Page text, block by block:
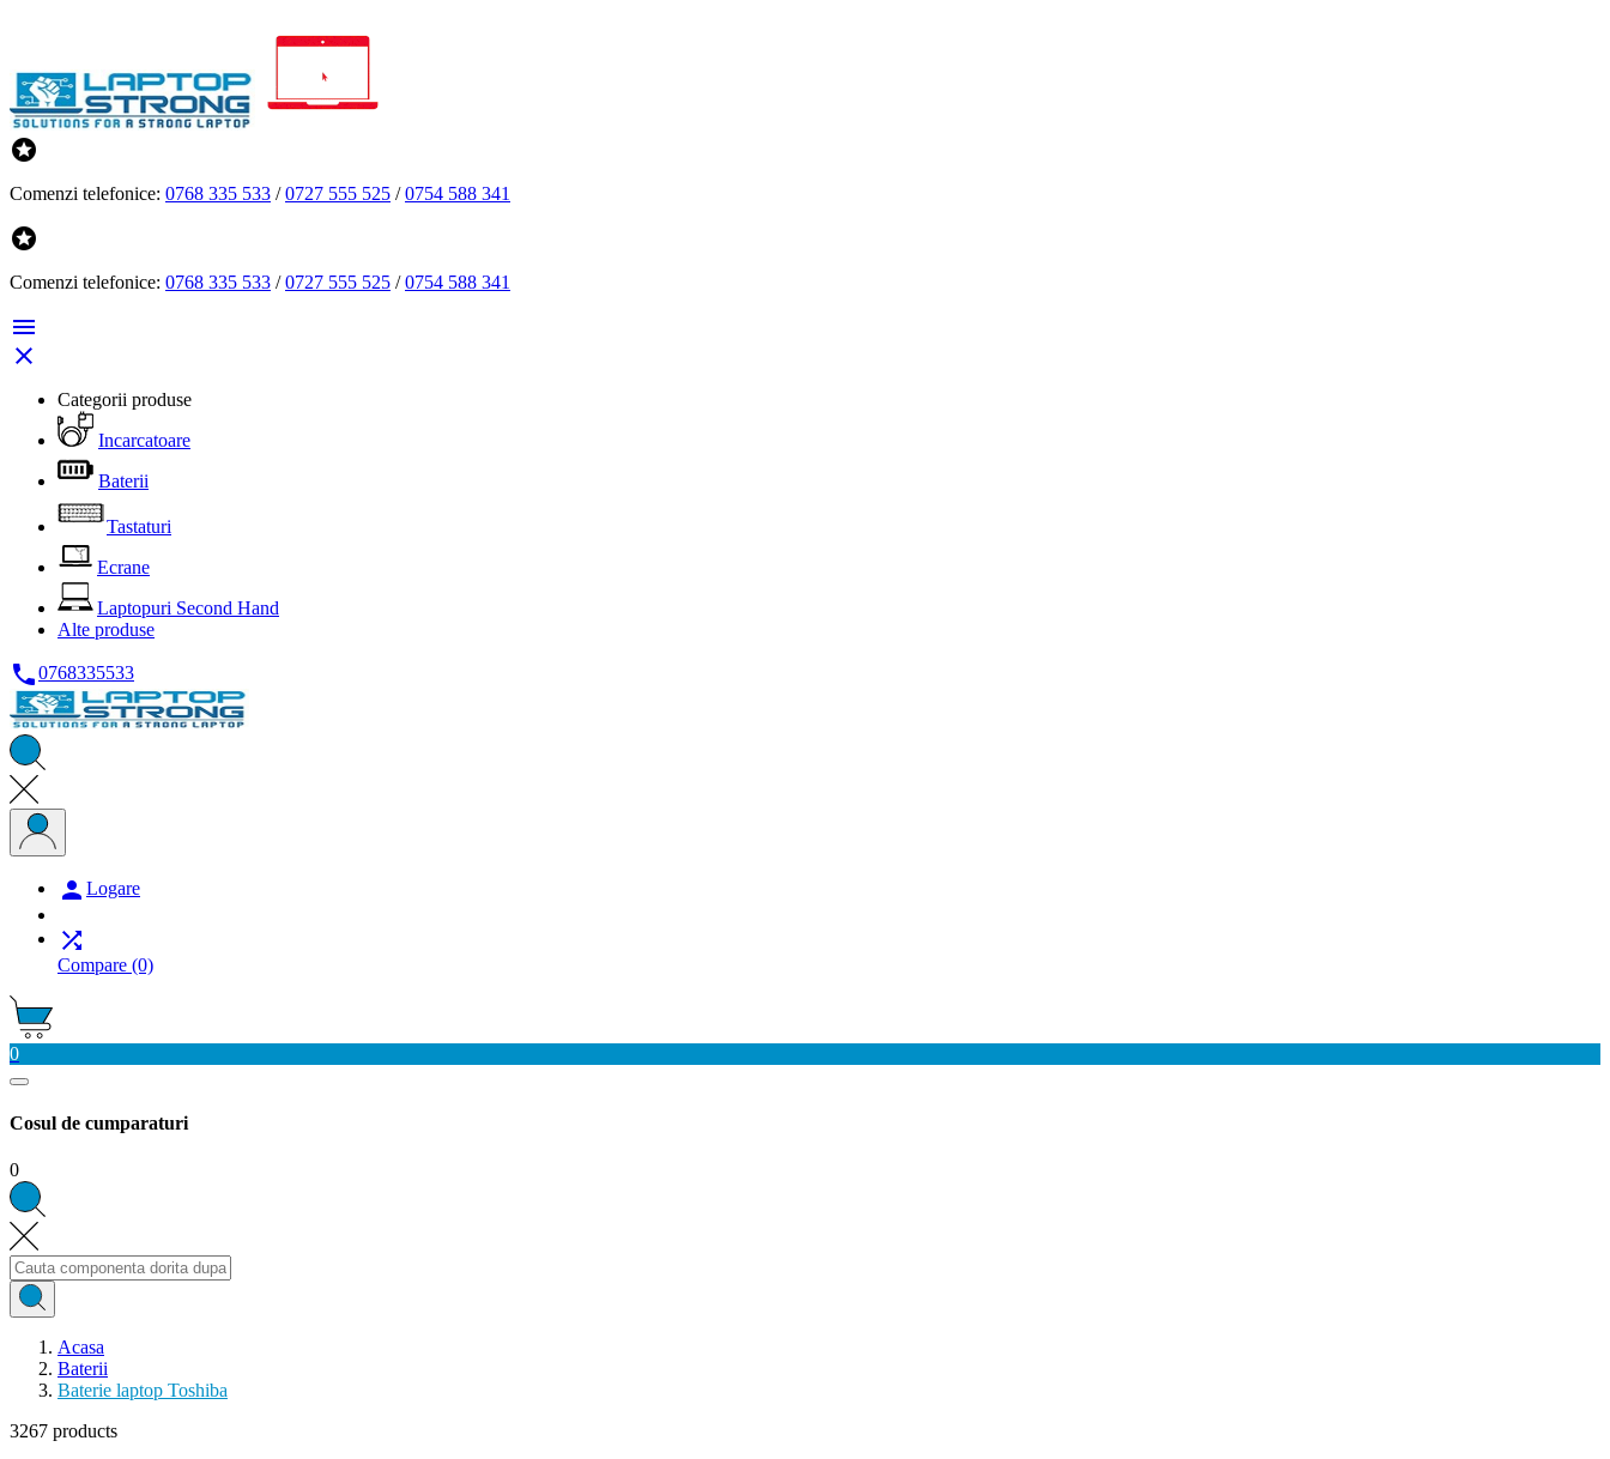

Comenzi telefonice: 0768 335 533 /0727 555 525 /0754 588 341

Comenzi telefonice: 0768 335 533 /0727 555 525 /0754 588 341


Categorii produse
Incarcatoare
Baterii
Tastaturi
Ecrane
Laptopuri Second Hand
Alte produse
0768335533
 Logare

Compare (0)
0
Cosul de cumparaturi
0
Acasa
Baterii
Baterie laptop Toshiba
3267 products